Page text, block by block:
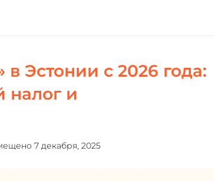
в Эстонии с 2026 года:
налог и
7 декабря, 2025